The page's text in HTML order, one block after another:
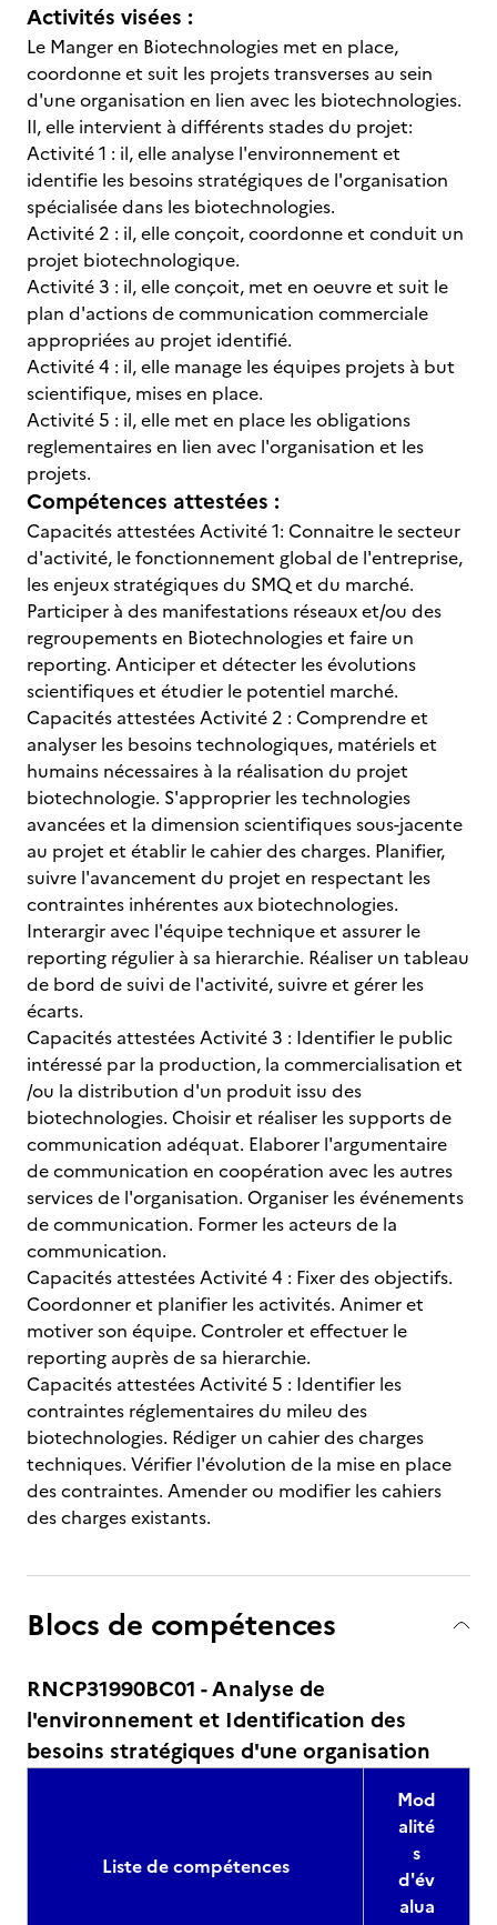
Activités visées :
Le Manger en Biotechnologies met en place,
coordonne et suit les projets transverses au sein
d'une organisation en lien avec les biotechnologies.
Il, elle intervient à différents stades du projet:
Activité 1 : il, elle analyse l'environnement et
identifie les besoins stratégiques de l'organisation
spécialisée dans les biotechnologies.
Activité 2 : il, elle conçoit, coordonne et conduit un
projet biotechnologique.
Activité 3 : il, elle conçoit, met en oeuvre et suit le
plan d'actions de communication commerciale
appropriées au projet identifié.
Activité 4 : il, elle manage les équipes projets à but
scientifique, mises en place.
Activité 5 : il, elle met en place les obligations
reglementaires en lien avec l'organisation et les
projets.
Compétences attestées :
Capacités attestées Activité 1: Connaitre le secteur
d'activité, le fonctionnement global de l'entreprise,
les enjeux stratégiques du SMQ et du marché.
Participer à des manifestations réseaux et/ou des
regroupements en Biotechnologies et faire un
reporting. Anticiper et détecter les évolutions
scientifiques et étudier le potentiel marché.
Capacités attestées Activité 2 : Comprendre et
analyser les besoins technologiques, matériels et
humains nécessaires à la réalisation du projet
biotechnologie. S'approprier les technologies
avancées et la dimension scientifiques sous-jacente
au projet et établir le cahier des charges. Planifier,
suivre l'avancement du projet en respectant les
contraintes inhérentes aux biotechnologies.
Interargir avec l'équipe technique et assurer le
reporting régulier à sa hierarchie. Réaliser un tableau
de bord de suivi de l'activité, suivre et gérer les
écarts.
Capacités attestées Activité 3 : Identifier le public
intéressé par la production, la commercialisation et
/ou la distribution d'un produit issu des
biotechnologies. Choisir et réaliser les supports de
communication adéquat. Elaborer l'argumentaire
de communication en coopération avec les autres
services de l'organisation. Organiser les événements
de communication. Former les acteurs de la
communication.
Capacités attestées Activité 4 : Fixer des objectifs.
Coordonner et planifier les activités. Animer et
motiver son équipe. Controler et effectuer le
reporting auprès de sa hierarchie.
Capacités attestées Activité 5 : Identifier les
contraintes réglementaires du mileu des
biotechnologies. Rédiger un cahier des charges
techniques. Vérifier l'évolution de la mise en place
des contraintes. Amender ou modifier les cahiers
des charges existants.
Blocs de compétences
RNCP31990BC01 - Analyse de
l'environnement et Identification des
besoins stratégiques d'une organisation
Liste de compétences
Mod
alité
s
d'év
alua